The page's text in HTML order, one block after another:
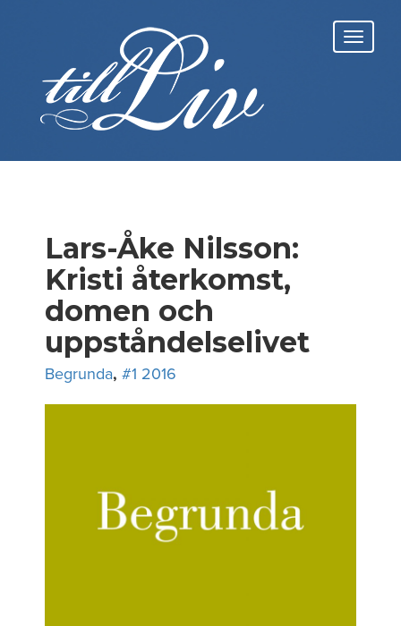
Lars-Åke Nilsson:
Kristi återkomst,
domen och
uppståndelselivet
Begrunda, #1 2016